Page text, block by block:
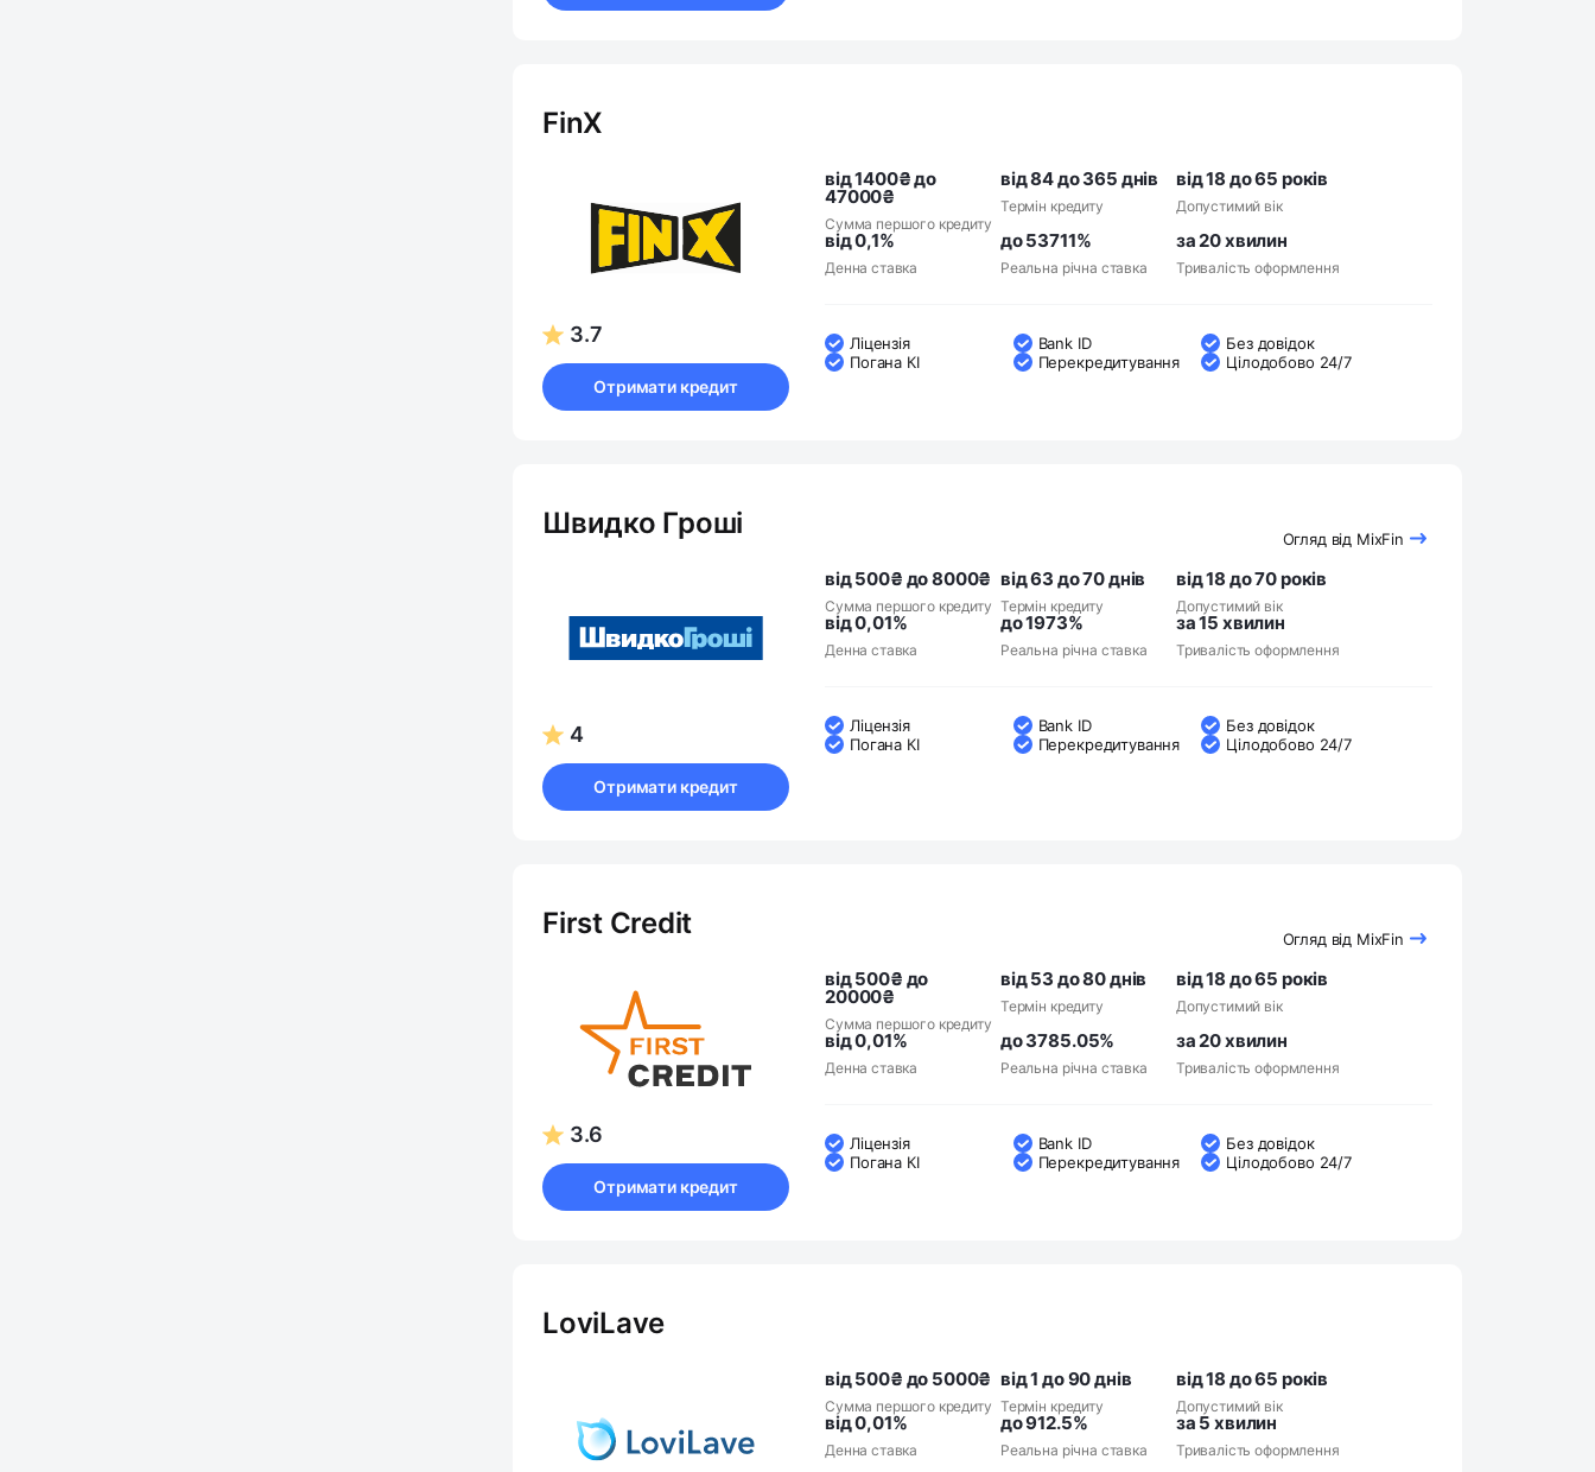
FinX
3.7
Отримати кредит
від 1400₴ до
47000₴
Сумма першого кредиту
від 84 до 365 днів
Термін кредиту
від 18 до 65 років
Допустимий вік
від 0,1%
Денна ставка
до 53711%
Реальна річна ставка
за 20 хвилин
Тривалість оформлення
Ліцензія Bank ID
Без довідок
Погана КІ
Перекредитування Цілодобово 24/7
Швидко Гроші Огляд від MixFin
4
Отримати кредит
від 500₴ до 8000₴
Сумма першого кредиту
від 63 до 70 днів
Термін кредиту
від 18 до 70 років
Допустимий вік
від 0,01%
Денна ставка
до 1973%
Реальна річна ставка
за 15 хвилин
Тривалість оформлення
Ліцензія Bank ID
Без довідок
Погана КІ
Перекредитування Цілодобово 24/7
First Credit Огляд від MixFin
3.6
Отримати кредит
від 500₴ до
20000₴
Сумма першого кредиту
від 53 до 80 днів
Термін кредиту
від 18 до 65 років
Допустимий вік
від 0,01%
Денна ставка
до 3785.05%
Реальна річна ставка
за 20 хвилин
Тривалість оформлення
Ліцензія Bank ID
Без довідок
Погана КІ
Перекредитування Цілодобово 24/7
LoviLave
від 500₴ до 5000₴
Сумма першого кредиту
від 1 до 90 днів
Термін кредиту
від 18 до 65 років
Допустимий вік
від 0,01%
Денна ставка
до 912.5%
Реальна річна ставка
за 5 хвилин
Тривалість оформлення